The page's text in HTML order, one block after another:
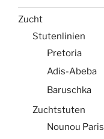
Zucht
Stutenlinien
Pretoria
Adis-Abeba
Baruschka
Zuchtstuten
Nounou